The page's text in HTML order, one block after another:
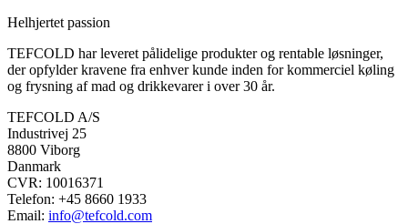
Helhjertet passion
TEFCOLD har leveret pålidelige produkter og rentable løsninger,
der opfylder kravene fra enhver kunde inden for kommerciel køling
og frysning af mad og drikkevarer i over 30 år.
TEFCOLD A/S
Industrivej 25
8800 Viborg
Danmark
CVR: 10016371
Telefon: +45 8660 1933
Email: info@tefcold.com